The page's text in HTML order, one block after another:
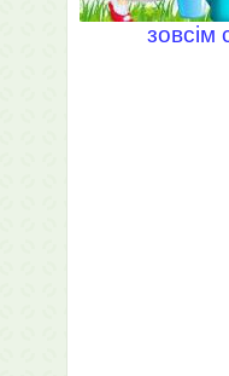
зовсім